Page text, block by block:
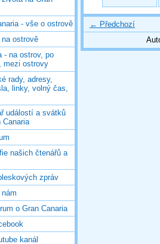
- vše o ostrově
ostrově
- na ostrov, po
mezi ostrovy
rady, adresy,
linky, volný čas,
událostí a svátků
Canaria
našich čtenářů a
zpráv
o Gran Canaria
kanál
← Předchozí